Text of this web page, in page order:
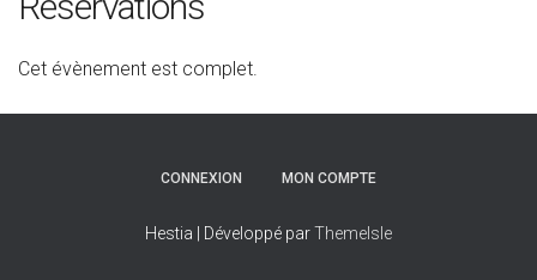
Cet évènement est complet.
CONNEXION MON COMPTE
Hestia | Développé parThemeIsle